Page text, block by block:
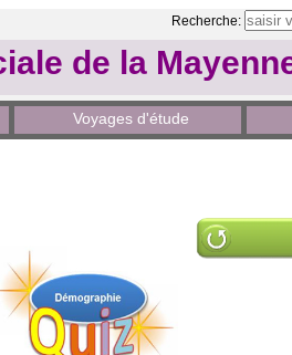
Recherche:
de la
Voyages d'étude